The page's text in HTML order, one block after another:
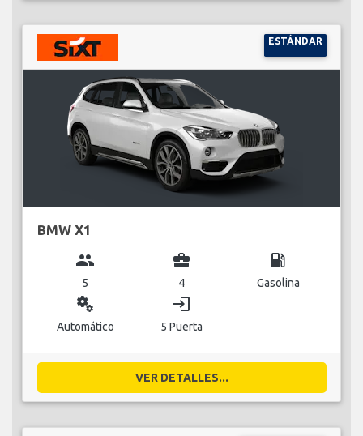
ESTÁNDAR
BMW X1
group
5
business_center
4
local_gas_station
Gasolina
miscellaneous_services
Automático
login
5 Puerta
VER DETALLES...